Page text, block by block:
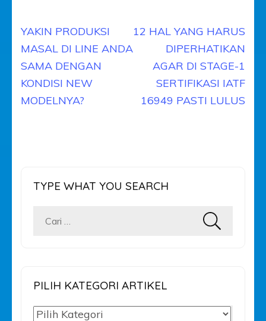
Navigasi
pos
YAKIN PRODUKSI
MASAL DI LINE ANDA
SAMA DENGAN
KONDISI NEW
MODELNYA?
12 HAL YANG HARUS
DIPERHATIKAN
AGAR DI STAGE-1
SERTIFIKASI IATF
16949 PASTI LULUS
TYPE WHAT YOU SEARCH
Cari
PILIH KATEGORI ARTIKEL
PILIH